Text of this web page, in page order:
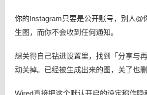
你的Instagram只要是公开账号，别人@
生图，而你不会收到任何通知。
想关得自己钻进设置里，找到「分享与
动关掉。已经被生成出来的图，关了也删
Wired直接把这个默认开启的设定称作隐